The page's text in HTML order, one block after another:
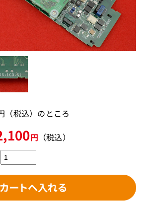
税込）のところ
円 （税込）